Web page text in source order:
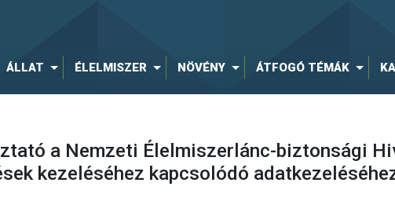
ÁLLAT ÉLELMISZER NÖVÉNY ÁTFOGÓ TÉMÁK
a Nemzeti Élelmiszerlánc-biztonsági
kezeléséhez kapcsolódó